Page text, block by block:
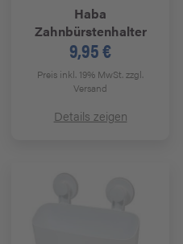
Haba
Zahnbürstenhalter
9,95 €
Preis inkl. 19% MwSt.zzgl.
Versand
Details zeigen